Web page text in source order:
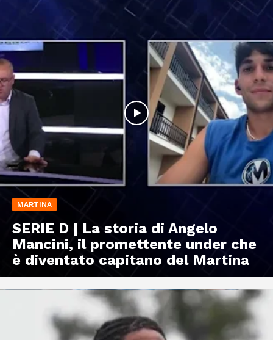
MARTINA
SERIE D | La storia di Angelo
Mancini, il promettente under che
è diventato capitano del Martina